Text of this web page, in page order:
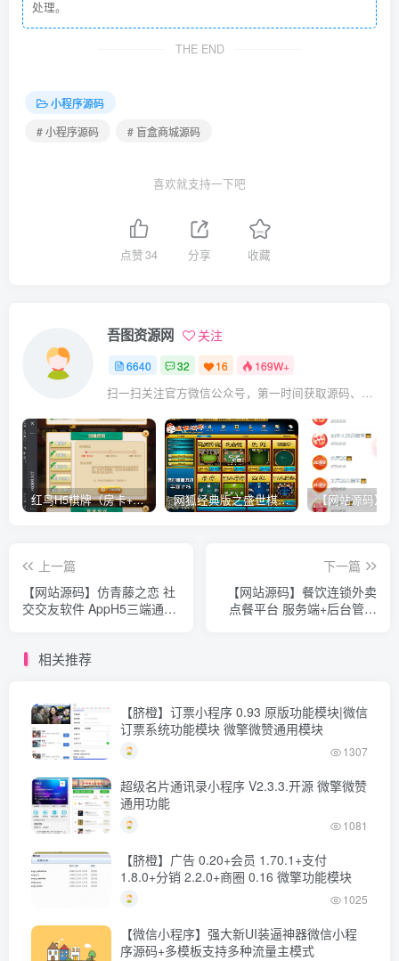
处理。
THE END
小程序源码
# 小程序源码
# 盲盒商城源码
喜欢就支持一下吧
点赞34 分享 收藏
吾图资源网 关注
6640 32 16 169W+
扫一扫关注官方微信公众号，第一时间获取源码、网赚项目资源教程，自媒体等知识干货，让互联网创业赚钱更简单。
红鸟H5棋牌（房卡+金币）全套双模式游戏源码 网狐经典版之盛世棋牌完整游戏源码（包含文档、架设教程、网站、源代码等）
上一篇
【网站源码】仿青藤之恋 社
交交友软件 AppH5三端通用
下一篇
【网站源码】餐饮连锁外卖
点餐平台 服务端+后台管理
相关推荐
【脐橙】订票小程序 0.93 原版功能模块|微信
订票系统功能模块 微擎微赞通用模块
1307
超级名片通讯录小程序 V2.3.3.开源 微擎微赞
通用功能
1081
【脐橙】广告 0.20+会员 1.70.1+支付
1.8.0+分销 2.2.0+商圈 0.16 微擎功能模块
1025
【微信小程序】强大新UI装逼神器微信小程
序源码+多模板支持多种流量主模式